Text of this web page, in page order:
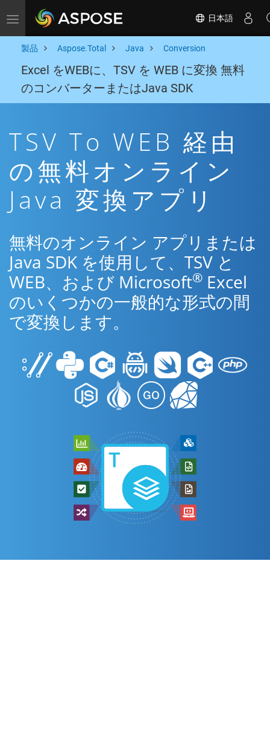
Toggle navigation 日本語
製品 Aspose.Total Java Conversion
Excel をWEBに、TSV を WEB に変換 無料
のコンバーターまたはJava SDK
TSV To WEB 経由
の無料オンライン
Java 変換アプリ
無料のオンライン アプリまたは
Java SDK を使用して、TSV と
WEB、および Microsoft® Excel
のいくつかの一般的な形式の間
で変換します。